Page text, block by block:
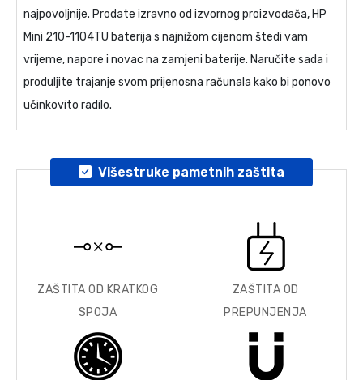
najpovoljnije. Prodate izravno od izvornog proizvođača, HP
Mini 210-1104TU baterija s najnižom cijenom štedi vam
vrijeme, napore i novac na zamjeni baterije. Naručite sada i
produljite trajanje svom prijenosna računala kako bi ponovo
učinkovito radilo.
Višestruke pametnih zaštita
ZAŠTITA OD KRATKOG
SPOJA
ZAŠTITA OD
PREPUNJENJA